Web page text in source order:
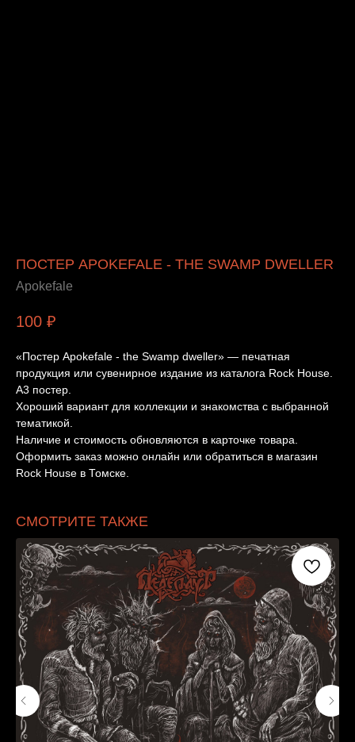
ПОСТЕР APOKEFALE - THE SWAMP DWELLER
Apokefale
100 ₽
«Постер Apokefale - the Swamp dweller» — печатная
продукция или сувенирное издание из каталога Rock House.
A3 постер.
Хороший вариант для коллекции и знакомства с выбранной
тематикой.
Наличие и стоимость обновляются в карточке товара.
Оформить заказ можно онлайн или обратиться в магазин
Rock House в Томске.
СМОТРИТЕ ТАКЖЕ